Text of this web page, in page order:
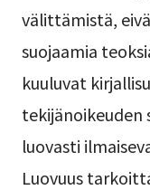
välittämistä,
suojaamia
kuuluvat
tekijänoikeuden
luovasti
Luovuus